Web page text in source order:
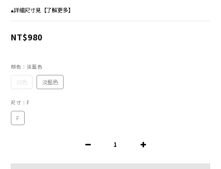
▴詳細尺寸見【了解更多】
NT$980
顏色 : 淡藍色
白色 淡藍色
尺寸 : F
F